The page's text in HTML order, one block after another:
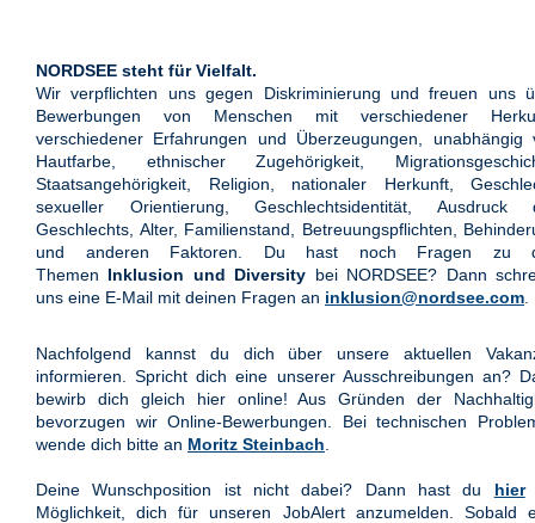
NORDSEE steht für Vielfalt.
Wir verpflichten uns gegen Diskriminierung und freuen uns
Bewerbungen von Menschen mit verschiedener
verschiedener Erfahrungen und Überzeugungen, unabhängig
Hautfarbe, ethnischer Zugehörigkeit,
Staatsangehörigkeit, Religion, nationaler Herkunft,
sexueller Orientierung, Geschlechtsidentität, Ausdruck
Geschlechts, Alter, Familienstand, Betreuungspflichten,
und anderen Faktoren. Du hast noch Fragen zu
Themen Inklusion und Diversity bei NORDSEE? Dann
uns eine E-Mail mit deinen Fragen an inklusion@nordsee.com
Nachfolgend kannst du dich über unsere aktuellen
informieren. Spricht dich eine unserer Ausschreibungen an?
bewirb dich gleich hier online! Aus Gründen der
bevorzugen wir Online-Bewerbungen. Bei technischen
wende dich bitte an Moritz Steinbach
Deine Wunschposition ist nicht dabei? Dann hast du hier
Möglichkeit, dich für unseren JobAlert anzumelden. Sobald